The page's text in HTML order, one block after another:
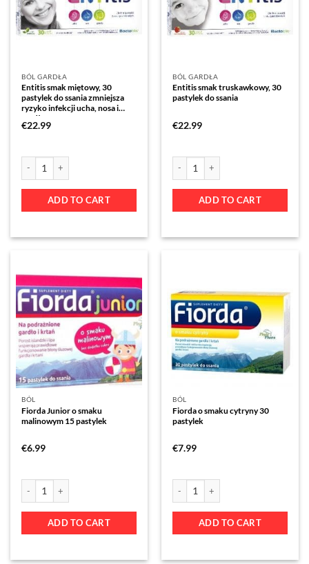
BÓL GARDŁA
Entitis smak miętowy, 30
pastylek do ssania zmniejsza
ryzyko infekcji ucha, nosa i
gardła
€22.99
ADD TO CART
BÓL GARDŁA
Entitis smak truskawkowy, 30
pastylek do ssania
€22.99
ADD TO CART
BÓL
Fiorda Junior o smaku
malinowym 15 pastylek
€6.99
ADD TO CART
BÓL
Fiorda o smaku cytryny 30
pastylek
€7.99
ADD TO CART